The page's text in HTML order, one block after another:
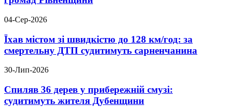
04-Сер-2026
Їхав містом зі швидкістю до 128 км/год: за
смертельну ДТП судитимуть сарненчанина
30-Лип-2026
Спиляв 36 дерев у прибережній смузі:
судитимуть жителя Дубенщини